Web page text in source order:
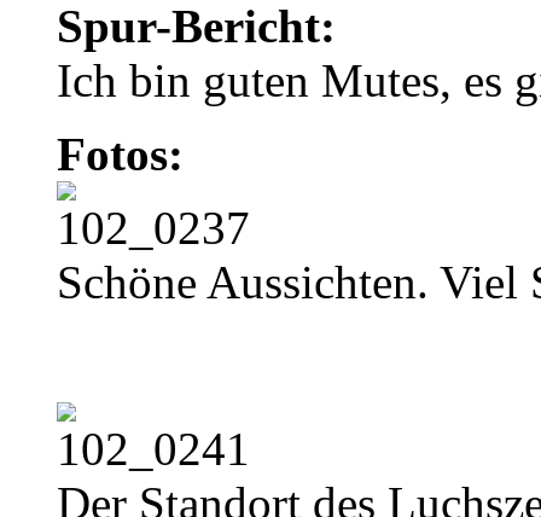
Spur-Bericht:
Ich bin guten Mutes, es
Fotos:
Schöne Aussichten. Viel
Der Standort des